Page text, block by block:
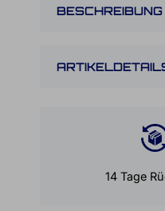
BESCHREIBUNG
14 Tage